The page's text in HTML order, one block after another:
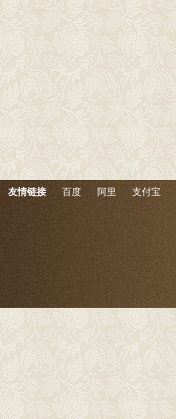
友情链接 百度 阿里 支付宝